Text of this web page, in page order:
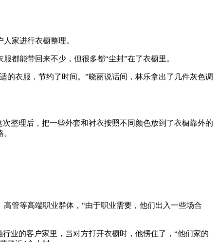
家进行衣橱整理。
能带回来不少，但很多都“尘封”在了衣橱里。
衣服，节约了时间。”晓丽说话间，林乐拿出了几件灰色调
理后，把一些外套和衬衣按照不同颜色放到了衣橱靠外的
等高端职业群体，“由于职业需要，他们出入一些场合
的客户家里，当对方打开衣橱时，他愣住了，“他们家的